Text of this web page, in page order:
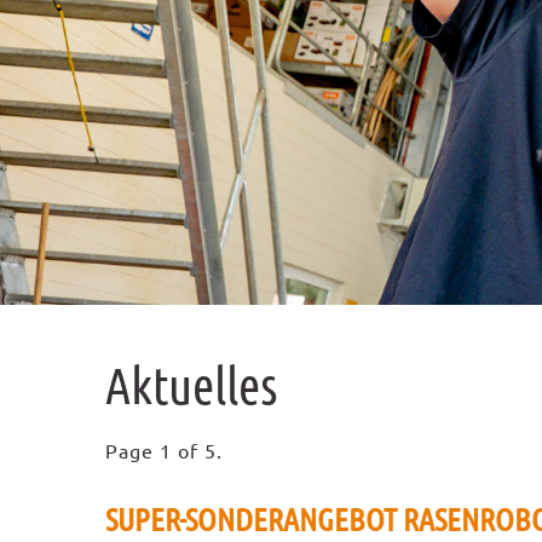
Aktuelles
Page 1 of 5.
SUPER-SONDERANGEBOT